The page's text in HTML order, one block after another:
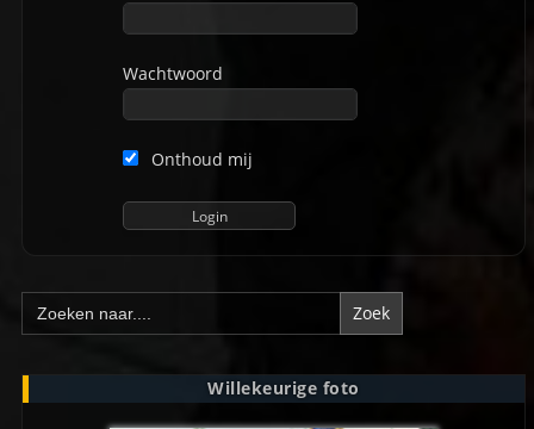
Wachtwoord
Onthoud mij
Zoek
naar:
Willekeurige foto